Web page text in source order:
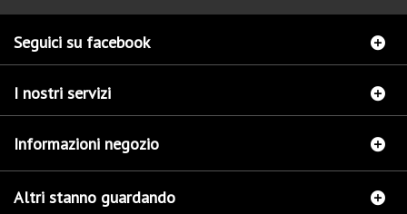
Seguici su facebook
I nostri servizi
Informazioni negozio
Altri stanno guardando